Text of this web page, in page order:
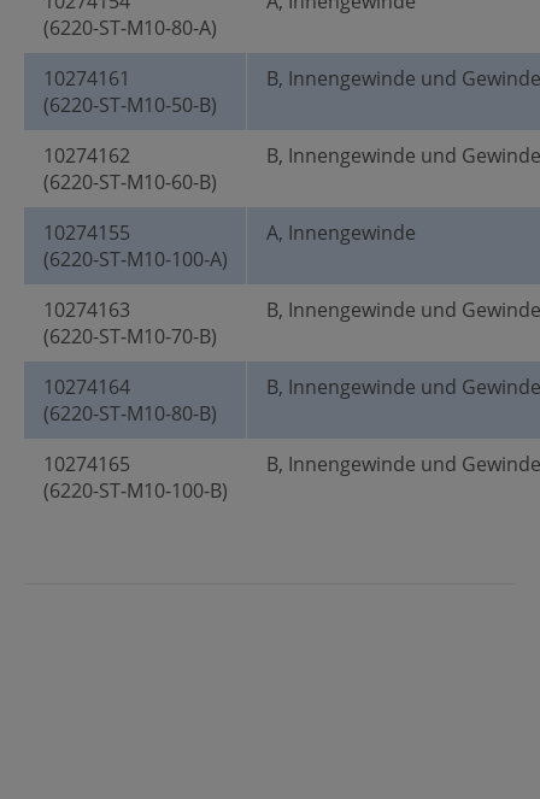
(6220-ST-M10-80-A)
10274161
(6220-ST-M10-50-B)
B, Innengewinde und
10274162
(6220-ST-M10-60-B)
B, Innengewinde und
10274155
(6220-ST-M10-100-A)
A, Innengewinde
10274163
(6220-ST-M10-70-B)
B, Innengewinde und
10274164
(6220-ST-M10-80-B)
B, Innengewinde und
10274165
(6220-ST-M10-100-B)
B, Innengewinde und